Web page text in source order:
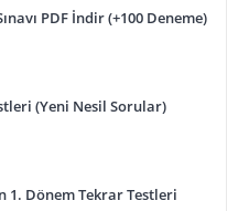
PDF İndir (+100 Deneme)
(Yeni Nesil Sorular)
1. Dönem Tekrar Testleri